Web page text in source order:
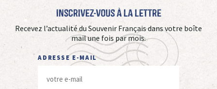
Inscrivez-vous à La Lettre
Recevez l’actualité du Souvenir Français dans votre boîte
mail une fois par mois.
ADRESSE E-MAIL